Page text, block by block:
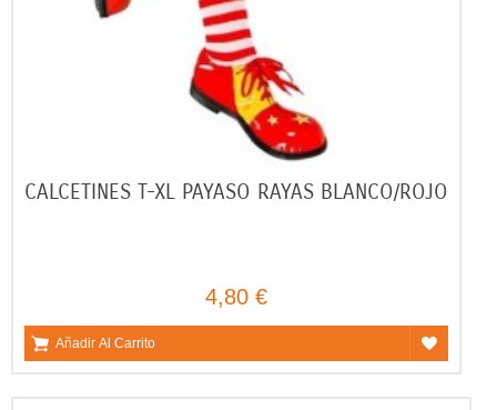
CALCETINES T-XL PAYASO RAYAS BLANCO/ROJO
4,80 €
Añadir Al Carrito